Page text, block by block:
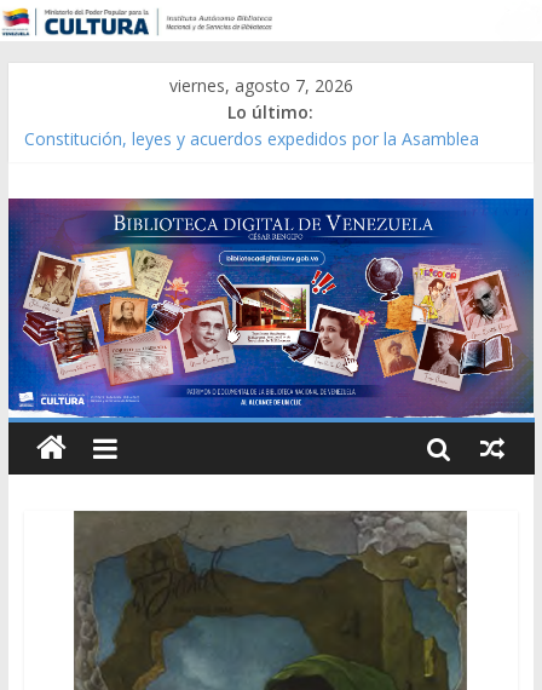
viernes, agosto 7, 2026
Lo último:
Constitución, leyes y acuerdos expedidos por la Asamblea
Modesta Bor Sánchez [material gráfico]
Gaceta Oficial de la República de Venezuela año CXXXIII Mes V,
Caracas 09 de marzo de 2006 N° 38.394
Catálogo temático de obras de Modesta Bor